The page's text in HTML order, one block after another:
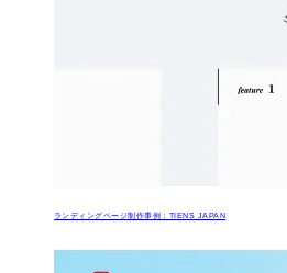
ランディングページ制作事例：TIENS JAPAN